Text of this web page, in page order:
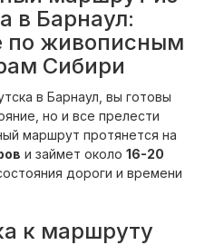
в Барнаул:
по живописным
Сибири
в Барнаул, вы готовы
но и все прелести
маршрут протянется на
и займет около 16-20
дороги и времени
к маршруту